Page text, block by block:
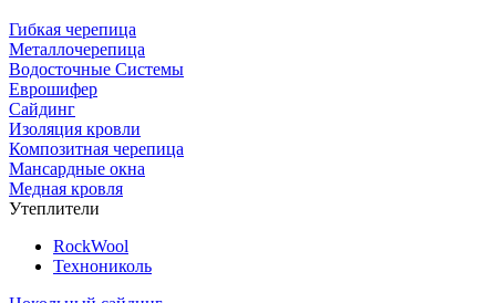
Гибкая черепица
Металлочерепица
Водосточные Системы
Еврошифер
Сайдинг
Изоляция кровли
Композитная черепица
Мансардные окна
Медная кровля
Утеплители
RockWool
Технониколь